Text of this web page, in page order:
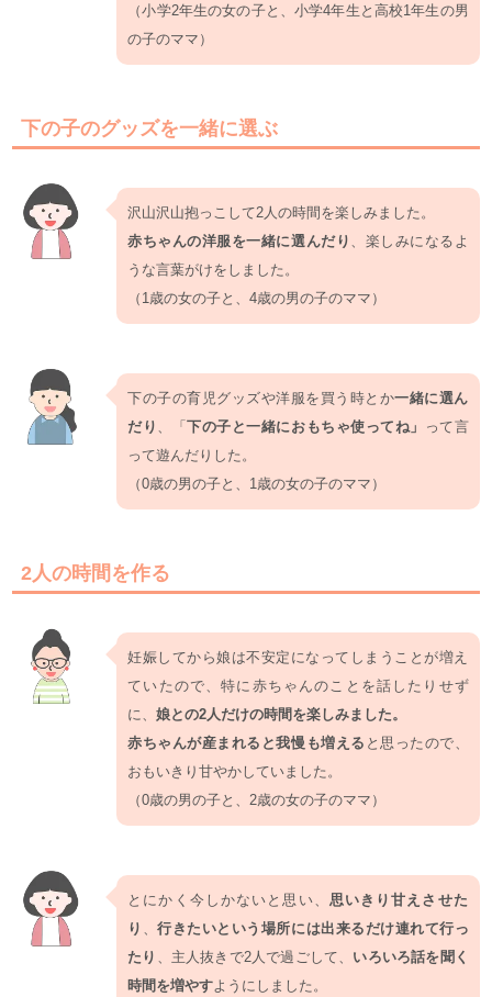
（小学2年生の女の子と、小学4年生と高校1年生の男
の子のママ）
下の子のグッズを一緒に選ぶ
沢山沢山抱っこして2人の時間を楽しみました。
赤ちゃんの洋服を一緒に選んだり
、楽しみになるよ
うな言葉がけをしました。
（1歳の女の子と、4歳の男の子のママ）
下の子の育児グッズや洋服を買う時とか一緒に選ん
だり
、「下の子と一緒におもちゃ使ってね」
って言
って遊んだりした。
（0歳の男の子と、1歳の女の子のママ）
2人の時間を作る
妊娠してから娘は不安定になってしまうことが増え
ていたので、特に赤ちゃんのことを話したりせず
に、娘との2人だけの時間を楽しみました。
赤ちゃんが産まれると我慢も増える と思ったので、
おもいきり甘やかしていました。
（0歳の男の子と、2歳の女の子のママ）
とにかく今しかないと思い、 思いきり甘えさせた
り
、行きたいという場所には出来るだけ連れて行っ
たり
、主人抜きで2人で過ごして、 いろいろ話を聞く
時間を増やすようにしました。